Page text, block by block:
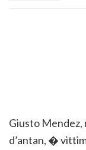
Giusto
d’antan, �